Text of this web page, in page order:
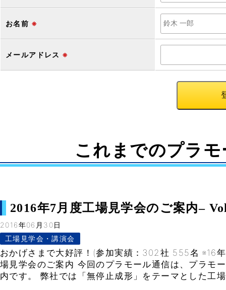
お名前 ※
メールアドレス ※
これまでのプラ
2016年7月度工場見学会のご案内–
2016年06月30日
工場見学会・講演会
おかげさまで大好評！(参加実績：302社 555名 ※16
場見学会のご案内 今回のプラモール通信は、プラモ
内です。 弊社では「無停止成形」をテーマとした工